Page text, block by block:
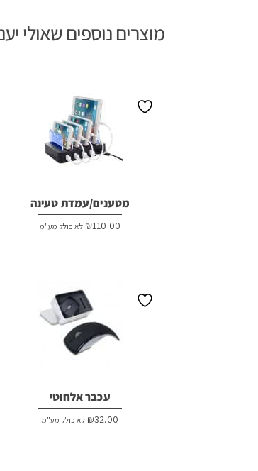
מוצרים נוספים שאולי
מטענים/עמדת טעינה
₪110.00 לא כולל מע"מ
עכבר אלחוטי
₪32.00 לא כולל מע"מ